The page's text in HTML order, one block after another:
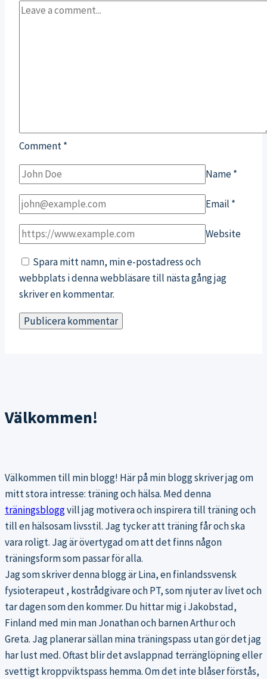
Comment*
Name*
Email *
Website
Spara mitt namn, min e-postadress och
webbplats i denna webbläsare till nästa gång jag
skriver en kommentar.
Välkommen!
Välkommen till min blogg! Här på min blogg skriver jag om
mitt stora intresse: träning och hälsa. Med denna
träningsbloggvill jag motivera och inspirera till träning och
till en hälsosam livsstil. Jag tycker att träning får och ska
vara roligt. Jag är övertygad om att det finns någon
träningsform som passar för alla.
Jag som skriver denna blogg är Lina, en finlandssvensk
fysioterapeut , kostrådgivare och PT, som njuter av livet och
tar dagen som den kommer. Du hittar mig i Jakobstad,
Finland med min man Jonathan och barnen Arthur och
Greta. Jag planerar sällan mina träningspass utan gör det jag
har lust med. Oftast blir det avslappnad terränglöpning eller
svettigt kroppviktspass hemma. Om det inte blåser förstås,